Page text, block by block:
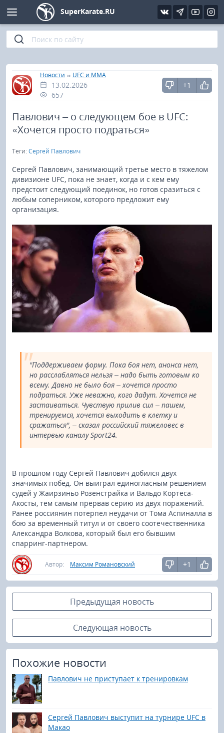
SuperKarate.RU
Главная
»
Новости » UFC и MMA
13.02.2026
657
+1
Павлович – о следующем бое в UFC:
«Хочется просто подраться»
Теги:Сергей Павлович
Сергей Павлович, занимающий третье место в тяжелом
дивизионе UFC, пока не знает, когда и с кем ему
предстоит следующий поединок, но готов сразиться с
любым соперником, которого предложит ему
организация.
"Поддерживаем форму. Пока боя нет, анонса нет,
но расслабляться нельзя – надо быть готовым ко
всему. Давно не было боя – хочется просто
подраться. Уже неважно, кого дадут. Хочется не
застаиваться. Чувствую прилив сил – пашем,
тренируемся, хочется выходить в клетку и
сражаться", – сказал российский тяжеловес в
интервью каналу Sport24.
В прошлом году Сергей Павлович добился двух
значимых побед. Он выиграл единогласным решением
судей у Жаирзиньо Розенстрайка и Вальдо Кортеса-
Акосты, тем самым прервав серию из двух поражений.
Ранее россиянин потерпел неудачи от Тома Аспиналла в
бою за временный титул и от своего соотечественника
Александра Волкова, который был его бывшим
спарринг-партнером.
Автор: Максим Романовский +1
Предыдущая новость
Следующая новость
Похожие новости
Павлович не приступает к тренировкам
Сергей Павлович выступит на турнире UFC в
Макао
Киокушинкай
Кёкусин (IFK)
Шинкиокушинкай
Кекусин-кан
Бокс
UFC и MMA
Муай тай
Фото
Видео
Интервью
Статьи
Уроки каратэ
Файлы
Библиотека